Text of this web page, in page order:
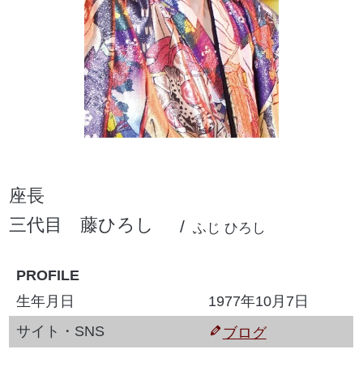
座長
三代目
藤ひろし ふじ ひろし
PROFILE
生年月日
1977年10月7日
サイト・SNS
ブログ